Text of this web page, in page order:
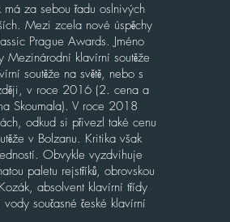
za sebou řadu oslnivých
Mezi zcela nové úspěchy
Prague Awards. Jméno
Mezinárodní klavírní soutěže
soutěže na světě, nebo s
v roce 2016 (2. cena a
Skoumala). V roce 2018
odkud si přivezl také cenu
v Bolzanu. Kritika však
Obvykle vyzdvihuje
paletu rejstříků, obrovskou
absolvent klavírní třídy
současné české klavírní